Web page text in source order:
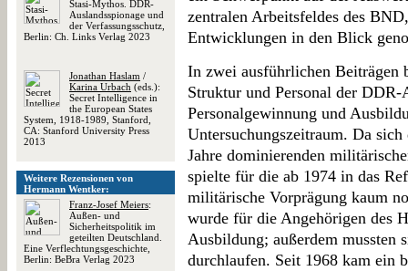
Stasi-Mythos. DDR-
Auslandsspionage und
der Verfassungsschutz,
Berlin: Ch. Links Verlag 2023
Jonathan Haslam /
Karina Urbach (eds.):
Secret Intelligence in
the European States
System, 1918-1989, Stanford,
CA: Stanford University Press
2013
Weitere Rezensionen von
Hermann Wentker:
Franz-Josef Meiers:
Außen- und
Sicherheitspolitik im
geteilten Deutschland.
Eine Verflechtungsgeschichte,
Berlin: BeBra Verlag 2023
zentralen Arbeitsfeldes des
Entwicklungen in den Blick
In zwei ausführlichen Beiträgen
Struktur und Personal der
Personalgewinnung und
Untersuchungszeitraum. Da
Jahre dominierenden
spielte für die ab 1974 in das
militärische Vorprägung kaum
wurde für die Angehörigen des
Ausbildung; außerdem mussten
durchlaufen. Seit 1968 kam ein